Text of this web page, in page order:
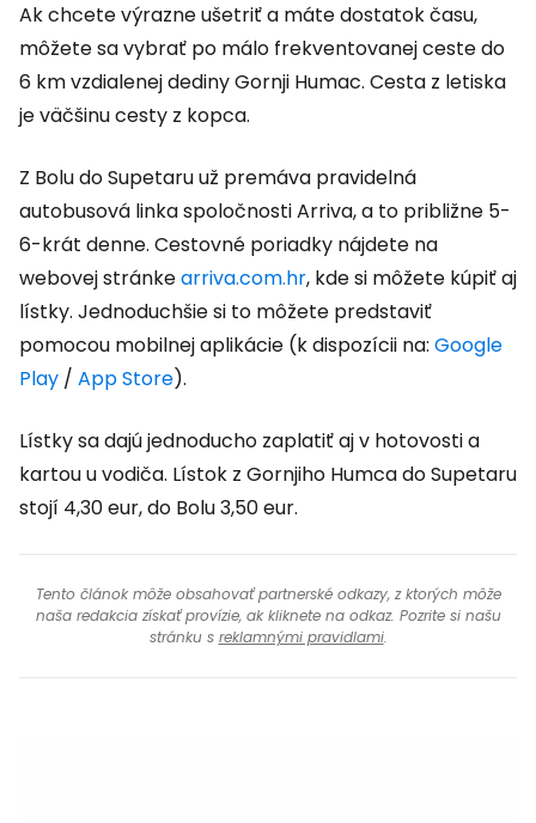
Ak chcete výrazne ušetriť a máte dostatok času,
môžete sa vybrať po málo frekventovanej ceste do
6 km vzdialenej dediny Gornji Humac. Cesta z letiska
je väčšinu cesty z kopca.
Z Bolu do Supetaru už premáva pravidelná
autobusová linka spoločnosti Arriva, a to približne 5-
6-krát denne. Cestovné poriadky nájdete na
webovej stránkearriva.com.hr, kde si môžete kúpiť aj
lístky. Jednoduchšie si to môžete predstaviť
pomocou mobilnej aplikácie (k dispozícii na: Google
Play / App Store).
Lístky sa dajú jednoducho zaplatiť aj v hotovosti a
kartou u vodiča. Lístok z Gornjiho Humca do Supetaru
stojí 4,30 eur, do Bolu 3,50 eur.
Tento článok môže obsahovať partnerské odkazy, z ktorých môže
naša redakcia získať provízie, ak kliknete na odkaz. Pozrite si našu
stránku s reklamnými pravidlami.